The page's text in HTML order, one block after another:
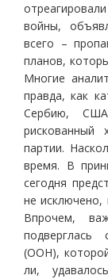
войны,
всего –
планов,
Многие
правда, как
Сербию,
рискованный
партии.
время. В
сегодня
не исключено,
Впрочем,
подверглась
(ООН),
ли,